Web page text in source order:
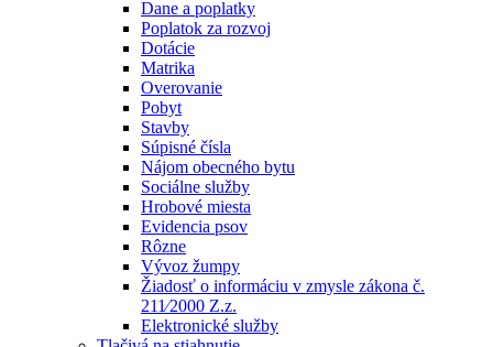
Dane a poplatky
Poplatok za rozvoj
Dotácie
Matrika
Overovanie
Pobyt
Stavby
Súpisné čísla
Nájom obecného bytu
Sociálne služby
Hrobové miesta
Evidencia psov
Rôzne
Vývoz žumpy
Žiadosť o informáciu v zmysle zákona č.
211⁄2000 Z.z.
Elektronické služby